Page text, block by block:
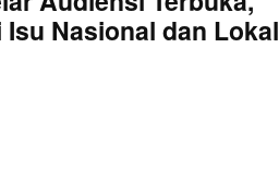
Nasional dan Lokal